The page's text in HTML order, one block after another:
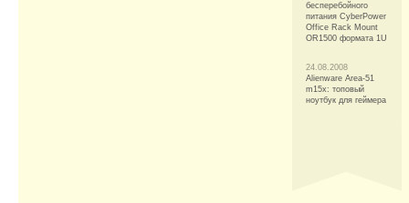
бесперебойного
питания CyberPower
Office Rack Mount
OR1500 формата 1U
24.08.2008
Alienware Area-51
m15x: топовый
ноутбук для геймера